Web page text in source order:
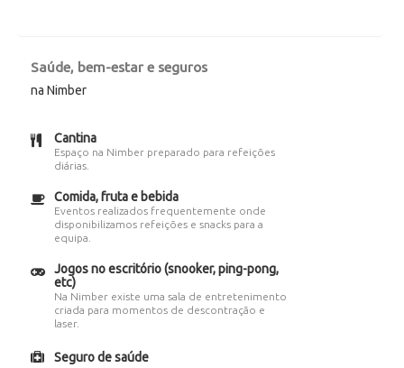
Saúde, bem-estar e seguros
na Nimber
Cantina
Espaço na Nimber preparado para refeições
diárias.
Comida, fruta e bebida
Eventos realizados frequentemente onde
disponibilizamos refeições e snacks para a
equipa.
Jogos no escritório (snooker, ping-pong,
etc)
Na Nimber existe uma sala de entretenimento
criada para momentos de descontração e
laser.
Seguro de saúde